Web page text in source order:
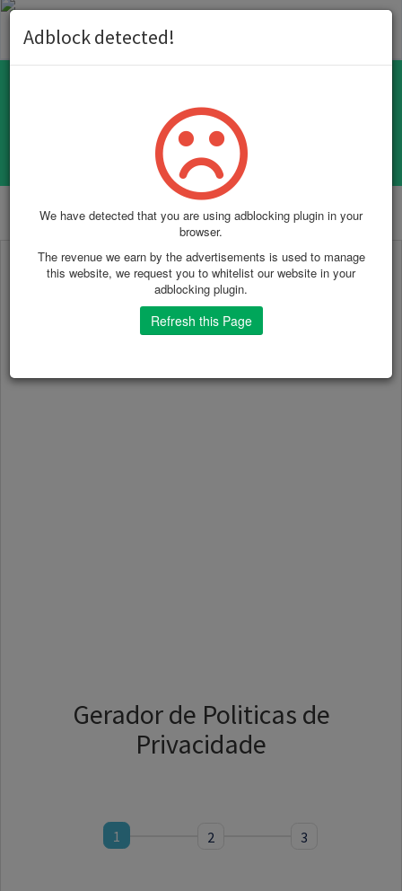
Gerador de Politicas de Privacidade
Gerador de Politicas de
Privacidade
1 2 3
Adblock detected!
We have detected that you are using adblocking plugin in your
browser.
The revenue we earn by the advertisements is used to manage
this website, we request you to whitelist our website in your
adblocking plugin.
Refresh this Page